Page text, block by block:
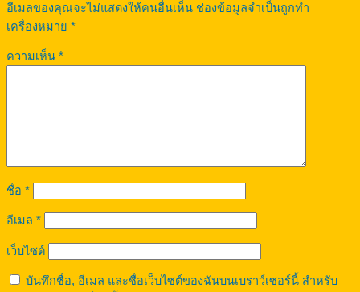
อีเมลของคุณจะไม่แสดงให้คนอื่นเห็น ช่องข้อมูลจำเป็นถูกทำ
เครื่องหมาย *
ความเห็น *
ชื่อ *
อีเมล *
เว็บไซต์
บันทึกชื่อ, อีเมล และชื่อเว็บไซต์ของฉันบนเบราว์เซอร์นี้ สำหรับ